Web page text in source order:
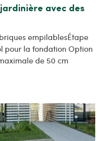
avec des
empilablesÉtape
pour la fondation Option
de 50 cm